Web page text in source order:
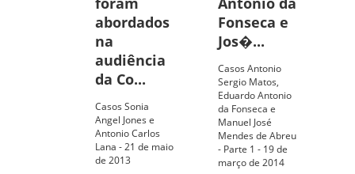
abordados
na
audiência
da Co...
Casos Sonia
Angel Jones e
Antonio Carlos
Lana - 21 de maio
de 2013
Fonseca e
Jos�...
Casos Antonio
Sergio Matos,
Eduardo Antonio
da Fonseca e
Manuel José
Mendes de Abreu
- Parte 1 - 19 de
março de 2014